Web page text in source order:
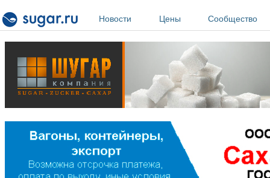
Новости
Цены Сообщество